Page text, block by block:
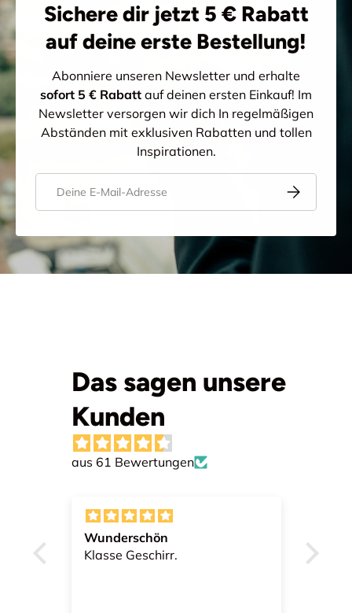
Sichere dir jetzt 5 € Rabatt
auf deine erste Bestellung!
Abonniere unseren Newsletter und erhalte
sofort 5 € Rabatt auf deinen ersten Einkauf! Im
Newsletter versorgen wir dich In regelmäßigen
Abständen mit exklusiven Rabatten und tollen
Inspirationen.
Abonnieren
Das sagen unsere
Kunden
aus 61 Bewertungen
Wunderschön
Klasse Geschirr.